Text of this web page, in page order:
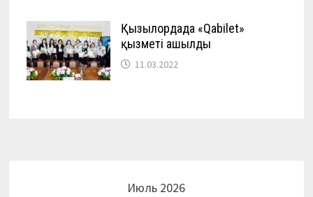
Қызылордада «Qabilet»
қызметі ашылды
11.03.2022
Июль 2026